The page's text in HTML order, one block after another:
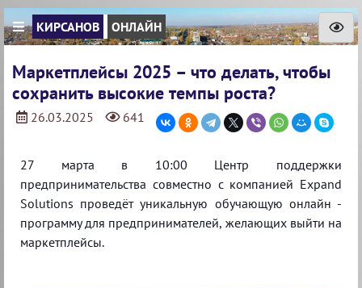
КИРСАНОВ ОНЛАЙН
Маркетплейсы 2025 – что делать, чтобы
сохранить высокие темпы роста?
26.03.2025 641
27 марта в 10:00 Центр поддержки
предпринимательства совместно с компанией Expand
Solutions проведёт уникальную обучающую онлайн -
программу для предпринимателей, желающих выйти на
маркетплейсы.